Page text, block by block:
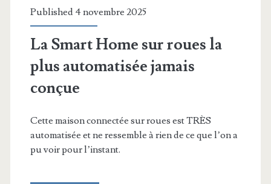
Published 4 novembre 2025
La Smart Home sur roues la
plus automatisée jamais
conçue
Cette maison connectée sur roues est TRÈS
automatisée et ne ressemble à rien de ce que l’on a
pu voir pour l’instant.